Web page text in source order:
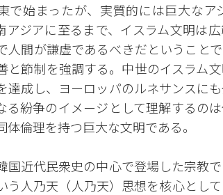
で始まったが、実質的には巨大な
アジアに至るまで、イスラム文明は
人間が謙虚であるべきだということ
と節制を強調する。中世のイスラム
達成し、ヨーロッパのルネサンスに
る紛争のイメージとして理解するの
倫理を持つ巨大な文明である。
国近代民衆史の中心で登場した宗教
う人乃天（人乃天）思想を核心とし